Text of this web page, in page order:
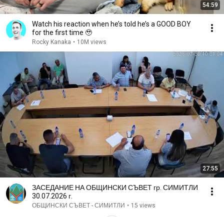
54:59
Watch his reaction when he’s told he’s a GOOD BOY
for the first time 🥹
Rocky Kanaka • 10M views
27:55
ЗАСЕДАНИЕ НА ОБЩИНСКИ СЪВЕТ гр. СИМИТЛИ
30.07.2026 г.
ОБЩИНСКИ СЪВЕТ - СИМИТЛИ • 15 views